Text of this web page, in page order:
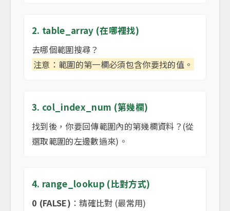
2. table_array (在哪裡找)
去哪個範圍搜尋？
注意：範圍的第一欄必須包含你要找的值。
3. col_index_num (第幾欄)
找到後，你要回傳範圍內的第幾欄資料？(從
選取範圍的左邊數過來)。
4. range_lookup (比對方式)
0 (FALSE) ：精確比對 (最常用)